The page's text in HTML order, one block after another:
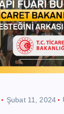
Şubat 11, 2024